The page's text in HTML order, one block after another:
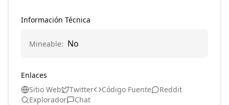
Información Técnica
Mineable: No
Enlaces
Sitio Web
Twitter Código Fuente
Reddit
Explorador
Chat